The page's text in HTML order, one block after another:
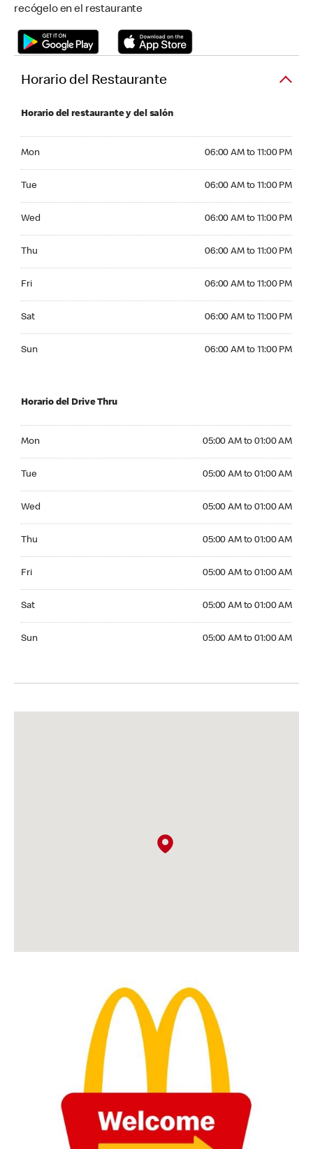
recógelo en el restaurante
Horario del Restaurante
Horario del restaurante y del salón
Mon 06:00 AM to 11:00 PM
Tue 06:00 AM to 11:00 PM
Wed 06:00 AM to 11:00 PM
Thu 06:00 AM to 11:00 PM
Fri 06:00 AM to 11:00 PM
Sat 06:00 AM to 11:00 PM
Sun 06:00 AM to 11:00 PM
Horario del Drive Thru
Mon 05:00 AM to 01:00 AM
Tue 05:00 AM to 01:00 AM
Wed 05:00 AM to 01:00 AM
Thu 05:00 AM to 01:00 AM
Fri 05:00 AM to 01:00 AM
Sat 05:00 AM to 01:00 AM
Sun 05:00 AM to 01:00 AM